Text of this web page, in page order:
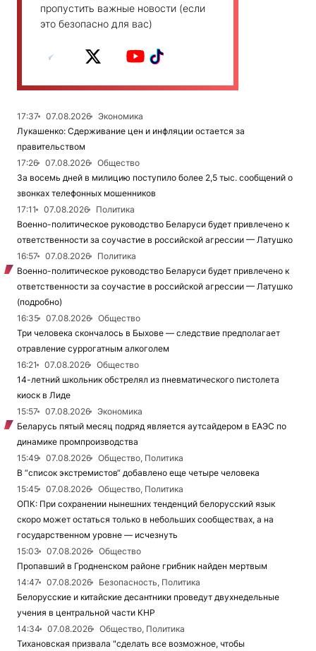
пропустить важные новости (если
это безопасно для вас)
17:37 07.08.2026
Экономика
Лукашенко: Сдерживание цен и инфляции остается за
правительством
17:26
07.08.2026
Общество
За восемь дней в милицию поступило более 2,5 тыс. сообщений о
звонках телефонных мошенников
17:11
07.08.2026
Политика
Военно-политическое руководство Беларуси будет привлечено к
ответственности за соучастие в российской агрессии — Латушко
16:57
07.08.2026
Политика
Военно-политическое руководство Беларуси будет привлечено к
ответственности за соучастие в российской агрессии — Латушко
(подробно)
16:35
07.08.2026
Общество
Три человека скончалось в Быхове — следствие предполагает
отравление суррогатным алкоголем
16:21
07.08.2026
Общество
14-летний школьник обстрелял из пневматического пистолета
киоск в Лиде
15:57
07.08.2026
Экономика
Беларусь пятый месяц подряд является аутсайдером в ЕАЭС по
динамике промпроизводства
15:49
07.08.2026
Общество, Политика
В “список экстремистов“ добавлено еще четыре человека
15:45
07.08.2026
Общество, Политика
ОПК: При сохранении нынешних тенденций белорусский язык
скоро может остаться только в небольших сообществах, а на
государственном уровне — исчезнуть
15:03
07.08.2026
Общество
Пропавший в Гродненском районе грибник найден мертвым
14:47
07.08.2026
Безопасность, Политика
Белорусские и китайские десантники проведут двухнедельные
учения в центральной части КНР
14:34
07.08.2026
Общество, Политика
Тихановская призвала "сделать все возможное, чтобы